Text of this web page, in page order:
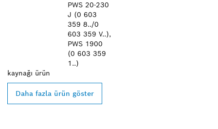
PWS 20-230
J (0 603
359 8../0
603 359 V..),
PWS 1900
(0 603 359
1..)
kaynağı ürün
Daha fazla ürün göster